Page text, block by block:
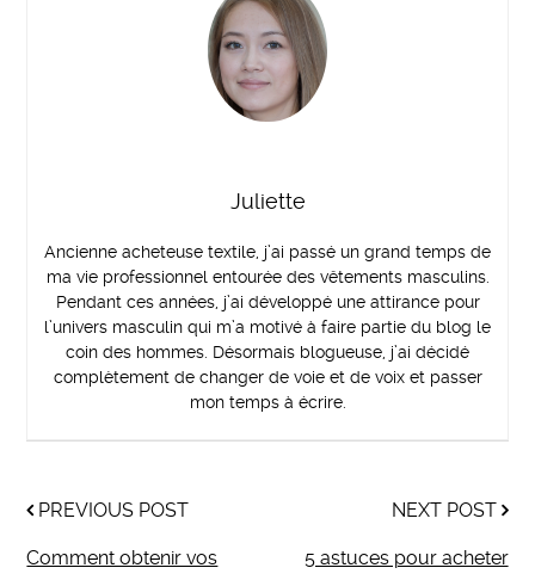
Juliette
Ancienne acheteuse textile, j’ai passé un grand temps de
ma vie professionnel entourée des vêtements masculins.
Pendant ces années, j’ai développé une attirance pour
l’univers masculin qui m’a motivé à faire partie du blog le
coin des hommes. Désormais blogueuse, j’ai décidé
complètement de changer de voie et de voix et passer
mon temps à écrire.
PREVIOUS POST
Comment obtenir vos
NEXT POST
5 astuces pour acheter